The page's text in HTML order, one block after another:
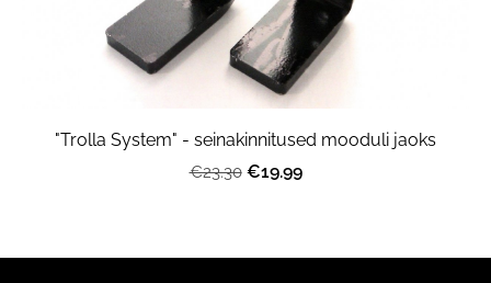
"Trolla System" - seinakinnitused mooduli jaoks
€23.30 €19.99